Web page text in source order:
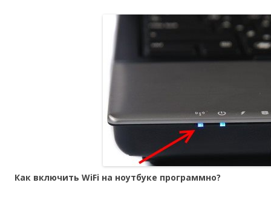
Как включить WiFi на ноутбуке программно?